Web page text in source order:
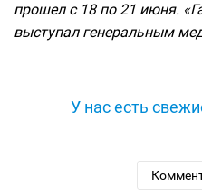
прошел с 18 по 21 июня.
выступал генеральным
У нас есть